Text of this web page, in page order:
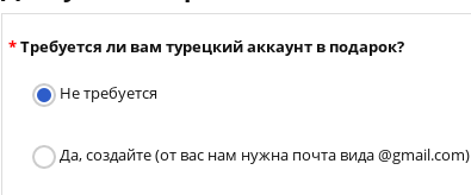
Требуется ли вам турецкий аккаунт в подарок?
Не требуется
Да, создайте (от вас нам нужна почта вида @gmail.com)